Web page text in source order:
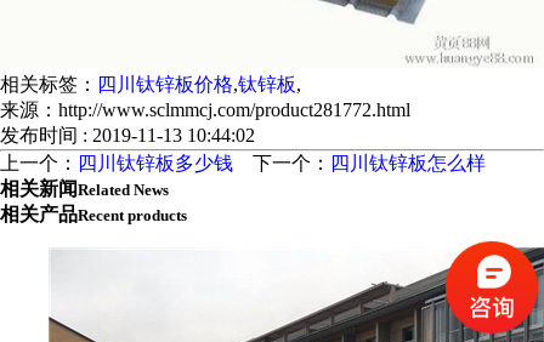
相关标签： 四川钛锌板价格,钛锌板,
来源：http://www.sclmmcj.com/product281772.html
发布时间 : 2019-11-13 10:44:02
上一个： 四川钛锌板多少钱 下一个： 四川钛锌板怎么样
相关新闻Related News
相关产品Recent products